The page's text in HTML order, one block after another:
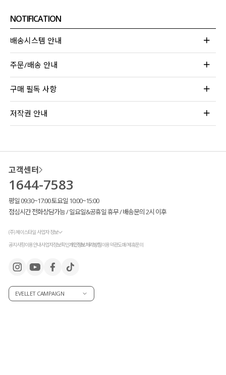
NOTIFICATION
배송시스템 안내
주문/배송 안내
구매 필독 사항
저작권 안내
고객센터
1644-7583
평일 09:30~17:00 토요일 10:00~15:00
점심시간 전화상담가능 / 일요일&공휴일 휴무 / 배송문의 2시 이후
(주) 제이스타일 사업자 정보
공지사항이용안내사업자정보확인개인정보처리방침이용약관도매/제휴문의
EVELLET CAMPAIGN